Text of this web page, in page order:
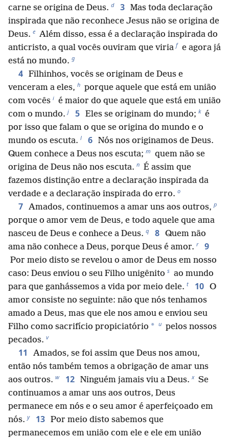
carne se origina de Deus. d 3 Mas toda declaração
inspirada que não reconhece Jesus não se origina de
Deus. e Além disso, essa é a declaração inspirada do
anticristo, a qual vocês ouviram que viria f e agora já
está no mundo. g
4 Filhinhos, vocês se originam de Deus e
venceram a eles, h porque aquele que está em união
com vocês i é maior do que aquele que está em união
com o mundo. j 5 Eles se originam do mundo; k é
por isso que falam o que se origina do mundo e o
mundo os escuta. l 6 Nós nos originamos de Deus.
Quem conhece a Deus nos escuta; m quem não se
origina de Deus não nos escuta. n É assim que
fazemos distinção entre a declaração inspirada da
verdade e a declaração inspirada do erro. o
7 Amados, continuemos a amar uns aos outros, p
porque o amor vem de Deus, e todo aquele que ama
nasceu de Deus e conhece a Deus. q 8 Quem não
ama não conhece a Deus, porque Deus é amor. r 9
Por meio disto se revelou o amor de Deus em nosso
caso: Deus enviou o seu Filho unigênito s ao mundo
para que ganhássemos a vida por meio dele. t 10 O
amor consiste no seguinte: não que nós tenhamos
amado a Deus, mas que ele nos amou e enviou seu
Filho como sacrifício propiciatório * u pelos nossos
pecados. v
11
Amados, se foi assim que Deus nos amou,
então nós também temos a obrigação de amar uns
aos outros. w 12 Ninguém jamais viu a Deus. x Se
continuamos a amar uns aos outros, Deus
permanece em nós e o seu amor é aperfeiçoado em
nós. y 13 Por meio disto sabemos que
permanecemos em união com ele e ele em união